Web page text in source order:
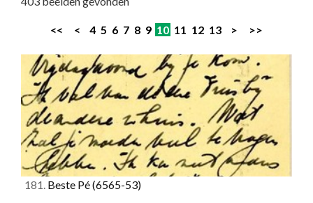
<< < 4 5 6 7 8 9 10 11 12 13 > >>
181. Beste Pé(6565-53)